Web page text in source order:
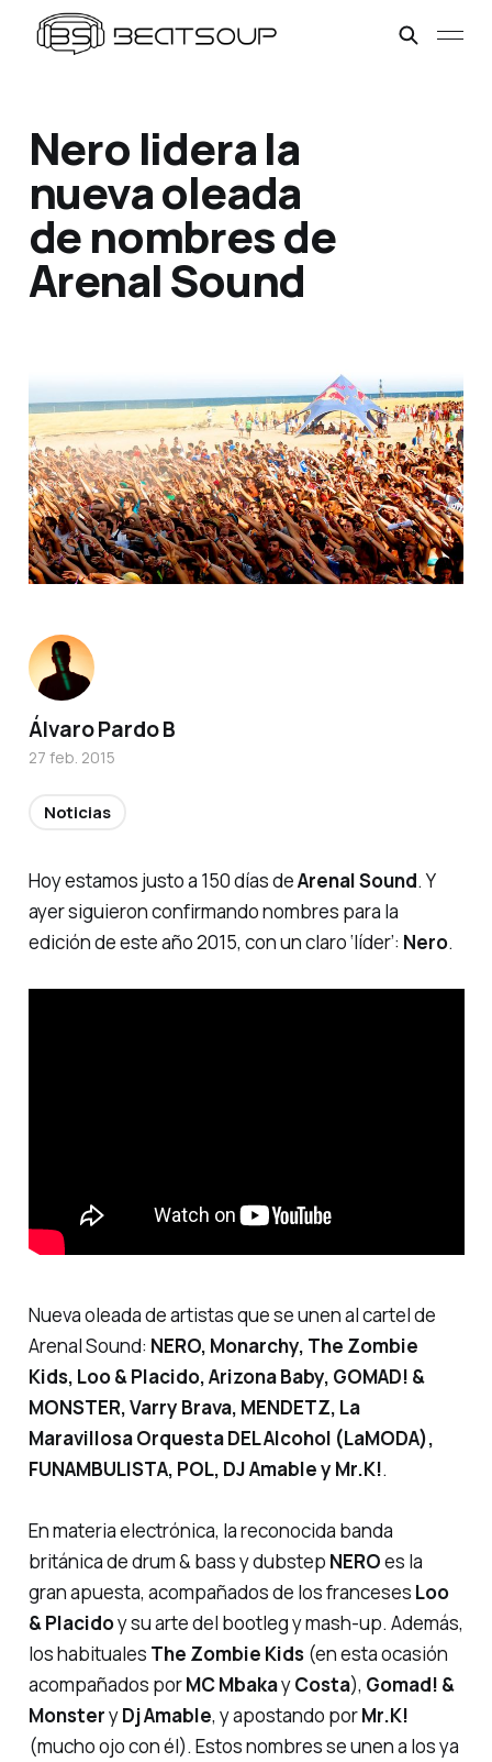
Nero lidera la
nueva oleada
de nombres de
Arenal Sound
Hoy estamos justo a 150 días deArenal Sound. Y
ayer siguieron confirmando nombres para la
edición de este año 2015, con un claro ‘líder’: Nero.
Nueva oleada de artistas que se unen al cartel de
Arenal Sound: NERO, Monarchy, The Zombie
Kids, Loo & Placido, Arizona Baby, GOMAD! &
MONSTER, Varry Brava, MENDETZ, La
Maravillosa Orquesta DEL Alcohol (LaMODA),
FUNAMBULISTA, POL, DJ Amable y Mr.K!.
En materia electrónica, la reconocida banda
británica de drum & bass y dubstep NEROes la
gran apuesta, acompañados de los franceses Loo
& Placidoy su arte del bootleg y mash-up. Además,
los habituales The Zombie Kids(en esta ocasión
acompañados porMC MbakayCosta), Gomad! &
MonsteryDj Amable, y apostando porMr.K!
(mucho ojo con él). Estos nombres se unen a los ya
Álvaro Pardo B
27 feb. 2015
Noticias